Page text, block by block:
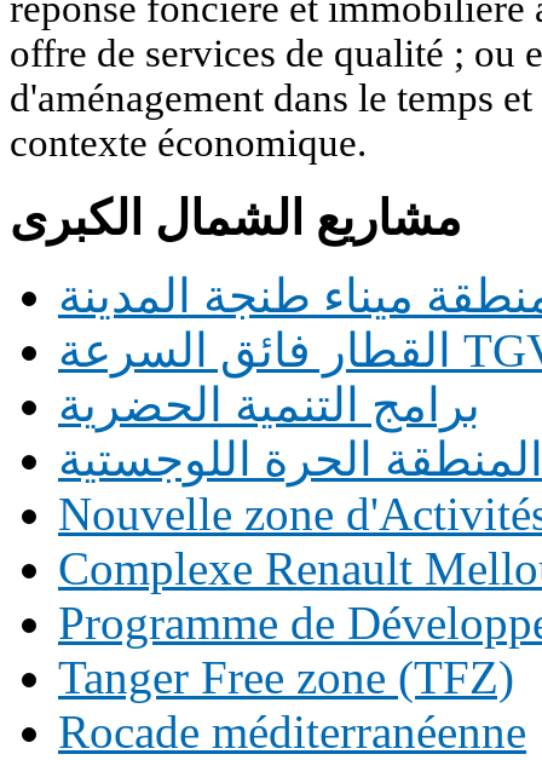
offre de services de qualité ; ou
d'aménagement dans le temps
contexte économique.
مشاريع الشمال الكبرى
ميناء طنجة المدينة
برامج التنمية الحضرية
Nouvelle zone
Complexe Renault
Programme de
Tanger Free zone (TFZ)
Rocade méditerranéenne